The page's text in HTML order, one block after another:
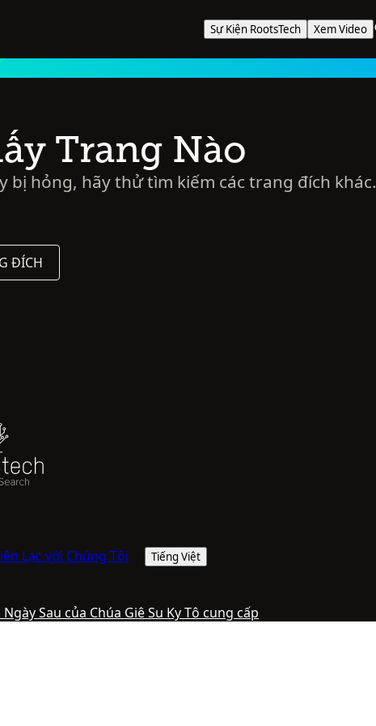
Sự Kiện RootsTech Xem Video
Trang Nào
hỏng, hãy thử tìm kiếm các trang đích khác.
ĐÍCH
Lạc với Chúng Tôi Tiếng Việt
Sau của Chúa Giê Su Ky Tô cung cấp